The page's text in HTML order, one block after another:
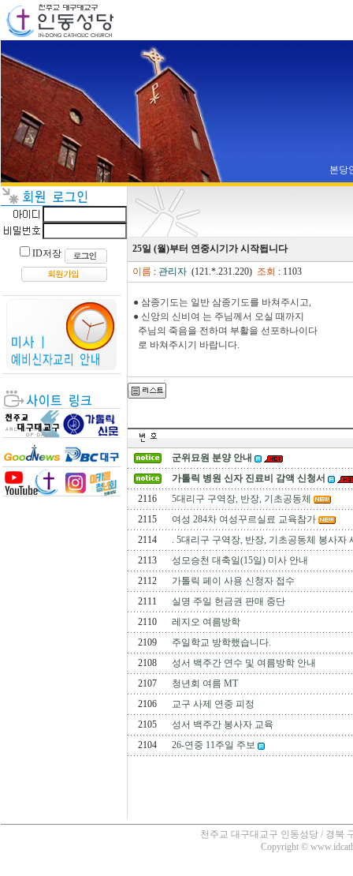
본당
ID저장 25일 (월)부터 연중시기가 시작됩니다
이름 : 관리자 (121.*.231.220) 조회 : 1103
● 삼종기도는 일반 삼종기도를 바쳐주시고,
● 신앙의 신비여 는 주님께서 오실 때까지
주님의 죽음을 전하며 부활을 선포하나이다
로 바쳐주시기 바랍니다.
군위묘원 분양 안내
가톨릭 병원 신자 진료비 감액 신청서
2116
5대리구 구역장, 반장, 기초공동체
2115
여성 284차 여성꾸르실료 교육참가
2114
. 5대리구 구역장, 반장, 기초공동체 봉사자
2113
성모승천 대축일(15일) 미사 안내
2112
가톨릭 페이 사용 신청자 접수
2111
실명 주일 헌금권 판매 중단
2110
레지오 여름방학
2109
주일학교 방학했습니다.
2108
성서 백주간 연수 및 여름방학 안내
2107
청년회 여름 MT
2106
교구 사제 연중 피정
2105
성서 백주간 봉사자 교육
2104
26-연중 11주일 주보
천주교 대구대교구 인동성당 / 경북
Copyright ©